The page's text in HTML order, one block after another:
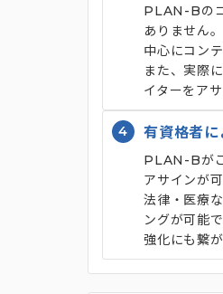
PLAN-Bの
ありません
中心にコン
また、実際
イターをア
4 有資格者
PLAN-Bが
アサインが可
法律・医療
ングが可能
強化にも繋が